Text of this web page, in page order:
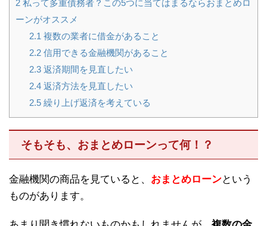
2 私って多重債務者？この5つに当てはまるならおまとめロ
ーンがオススメ
2.1 複数の業者に借金があること
2.2信用できる金融機関があること
2.3返済期間を見直したい
2.4返済方法を見直したい
2.5繰り上げ返済を考えている
そもそも、おまとめローンって何！？
金融機関の商品を見ていると、 おまとめローンという
ものがあります。